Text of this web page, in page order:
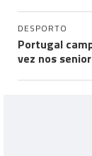
DESPORTO
Portugal
vez nos